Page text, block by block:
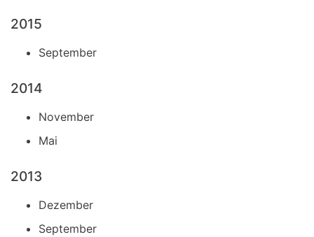
2015
September
2014
November
Mai
2013
Dezember
September